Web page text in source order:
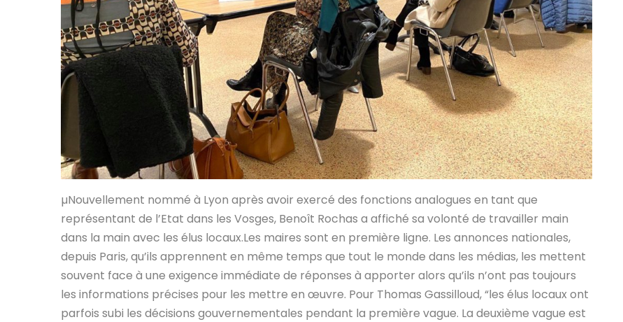
µNouvellement nommé à Lyon après avoir exercé des fonctions analogues en tant que
représentant de l’Etat dans les Vosges, Benoît Rochas a affiché sa volonté de travailler main
dans la main avec les élus locaux.Les maires sont en première ligne. Les annonces nationales,
depuis Paris, qu’ils apprennent en même temps que tout le monde dans les médias, les mettent
souvent face à une exigence immédiate de réponses à apporter alors qu’ils n’ont pas toujours
les informations précises pour les mettre en œuvre. Pour Thomas Gassilloud, “les élus locaux ont
parfois subi les décisions gouvernementales pendant la première vague. La deuxième vague est